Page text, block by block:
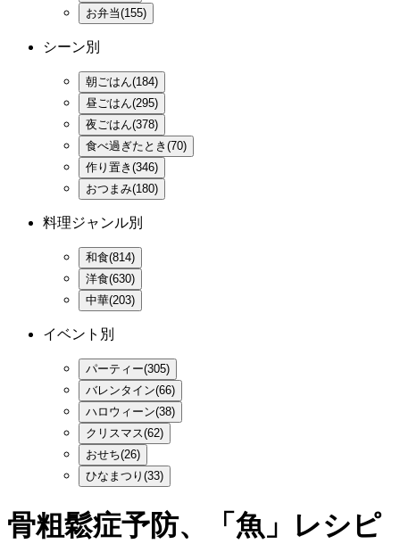
お弁当(155)
シーン別
朝ごはん(184)
昼ごはん(295)
夜ごはん(378)
食べ過ぎたとき(70)
作り置き(346)
おつまみ(180)
料理ジャンル別
和食(814)
洋食(630)
中華(203)
イベント別
パーティー(305)
バレンタイン(66)
ハロウィーン(38)
クリスマス(62)
おせち(26)
ひなまつり(33)
骨粗鬆症予防、「魚」レシピ